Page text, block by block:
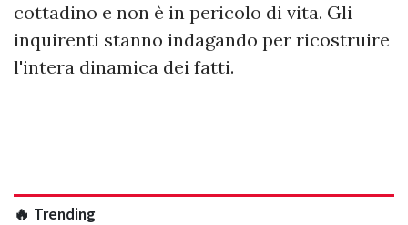
cottadino e non è in pericolo di vita. Gli
inquirenti stanno indagando per ricostruire
l'intera dinamica dei fatti.
🔥 Trending